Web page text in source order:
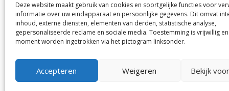
Deze website maakt gebruik van cookies en soortgelijke functies voor
informatie over uw eindapparaat en persoonlijke gegevens. Dit omvat
inhoud, externe diensten, elementen van derden, statistische analyse,
gepersonaliseerde reclame en sociale media. Toestemming is vrijwillig
moment worden ingetrokken via het pictogram linksonder.
Accepteren Weigeren Bekijk
De Nieuwe Meerbode
Visserstraat 10
1431 GJ Aalsmeer
0297-341900
info@meerbode.nl
en
De